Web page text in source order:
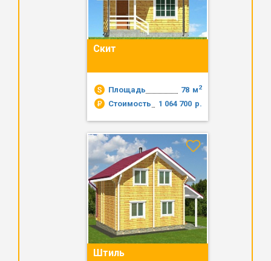
Скит
Площадь м2
78
Стоимость
р.
1 064 700
Штиль